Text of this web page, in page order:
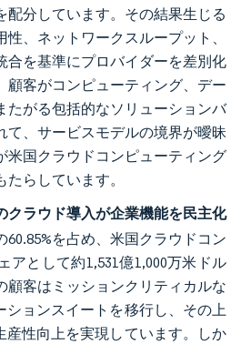
配分しています。その結果生じる
、ネットワークスループット、
合を基準にプロバイダーを差別化
顧客がコンピューティング、デー
たがる包括的なソリューションバ
て、サービスモデルの境界が曖昧
米国クラウドコンピューティング
らしています。
クラウド導入が企業機能を民主化
60.85%を占め、米国クラウドコン
アとして約1,531億1,000万米ドル
顧客はミッションクリティカルな
ションスイートを移行し、その上
産性向上を実現しています。しか